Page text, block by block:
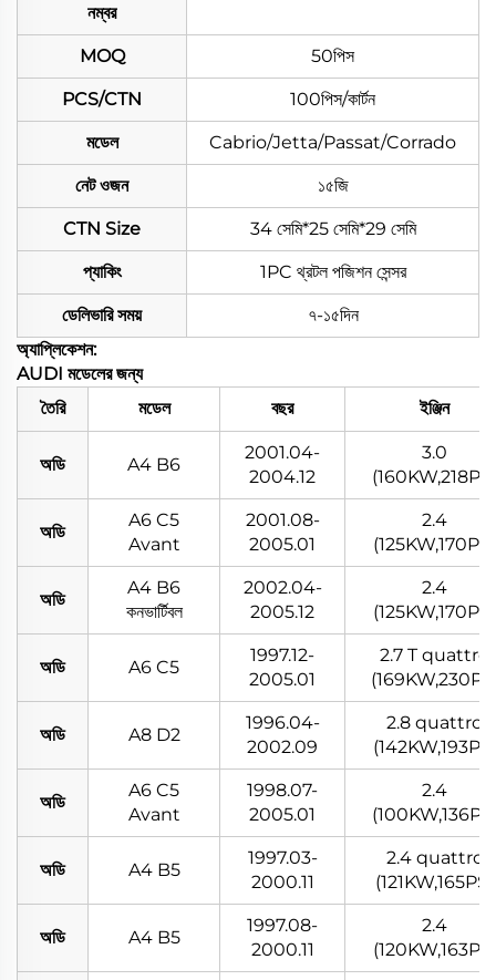
নম্বর
MOQ 50পিস
PCS/CTN 100পিস/কার্টন
মডেল Cabrio/Jetta/Passat/Corrado
নেট ওজন ১৫জি
CTN Size 34 সেমি*25 সেমি*29 সেমি
প্যাকিং 1PC থ্রটল পজিশন সেন্সর
ডেলিভারি সময়
৭-১৫দিন
অ্যাপ্লিকেশন:
AUDI মডেলের জন্য
তৈরি
মডেল বছর ইঞ্জিন
অডি A4 B6
2001.04-
2004.12
3.0
(160KW,218PS)
অডি
A6 C5
Avant
2001.08-
2005.01
2.4
(125KW,170PS)
অডি
A4 B6
কনভার্টিবল
2002.04-
2005.12
2.4
(125KW,170PS)
অডি A6 C5
1997.12-
2005.01
2.7 T quattro
অডি A8 D2
1996.04-
2002.09
2.8 quattro
(142KW,193PS)
অডি
A6 C5
Avant
1998.07-
2005.01
2.4
অডি A4 B5
1997.03-
2000.11
2.4 quattro
(121KW,165PS)
অডি A4 B5
1997.08-
2000.11
2.4
(120KW,163PS)